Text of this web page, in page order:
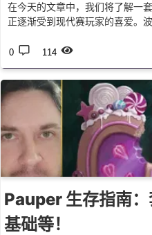
在今天的文章中，我们将了解一
正逐渐受到现代赛玩家的喜爱。
0 114
Pauper 生存指南
基础等！